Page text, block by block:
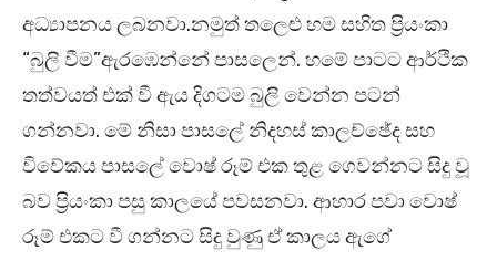
අධ්‍යාපනය ලබනවා.නමුත් තලෙළු හම සහිත ප්‍රියංකා
“බුලි වීම”ඇරඹෙන්නේ පාසලෙන්. හමේ පාටට ආර්ථික
තත්වයත් එක් වී ඇය දිගටම බුලි වෙන්න පටන්
ගන්නවා. මේ නිසා පාසලේ නිදහස් කාලච්ඡේද සහ
විවේකය පාසලේ වොෂ් රූම් එක තුළ ගෙවන්නට සිදු වූ
බව ප්‍රියංකා පසු කාලයේ පවසනවා. ආහාර පවා වොෂ්
රූම් එකට වී ගන්නට සිදු වුණු ඒ කාලය ඇගේ